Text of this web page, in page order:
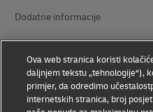
Dodatne informacije
Postavke kolačića
Pratite nas
Ova web stranica koristi
daljnjem tekstu „tehnologije“),
primjer, da odredimo
internetskih stranica, broj